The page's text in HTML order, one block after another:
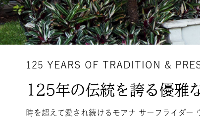
125 YEARS OF TRADITION &
125年の伝統を誇る優雅
時を超えて愛され続けるモアナ サーフライダー